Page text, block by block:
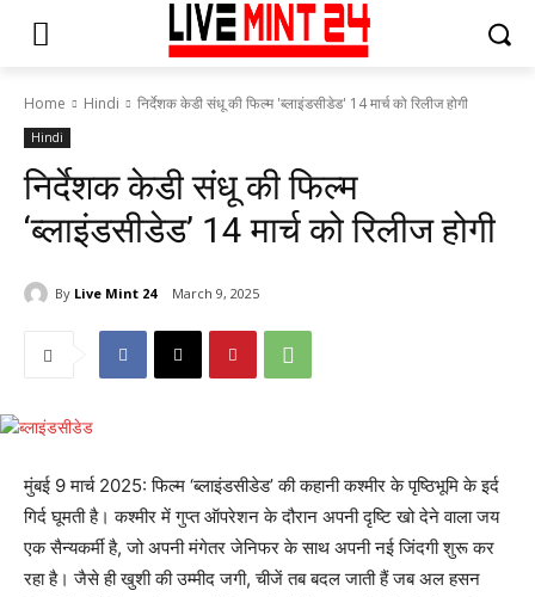
Home Hindi निर्देशक केडी संधू की फिल्म 'ब्लाइंडसीडेड' 14 मार्च को रिलीज होगी
Hindi
निर्देशक केडी संधू की फिल्म
‘ब्लाइंडसीडेड’ 14 मार्च को रिलीज होगी
By Live Mint 24 March 9, 2025
मुंबई 9 मार्च 2025: फिल्म ‘ब्लाइंडसीडेड’ की कहानी कश्मीर के पृष्ठिभूमि के इर्द
गिर्द घूमती है। कश्मीर में गुप्त ऑपरेशन के दौरान अपनी दृष्टि खो देने वाला जय
एक सैन्यकर्मी है, जो अपनी मंगेतर जेनिफर के साथ अपनी नई जिंदगी शुरू कर
रहा है। जैसे ही खुशी की उम्मीद जगी, चीजें तब बदल जाती हैं जब अल हसन